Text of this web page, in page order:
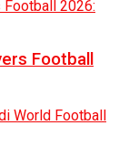
Football